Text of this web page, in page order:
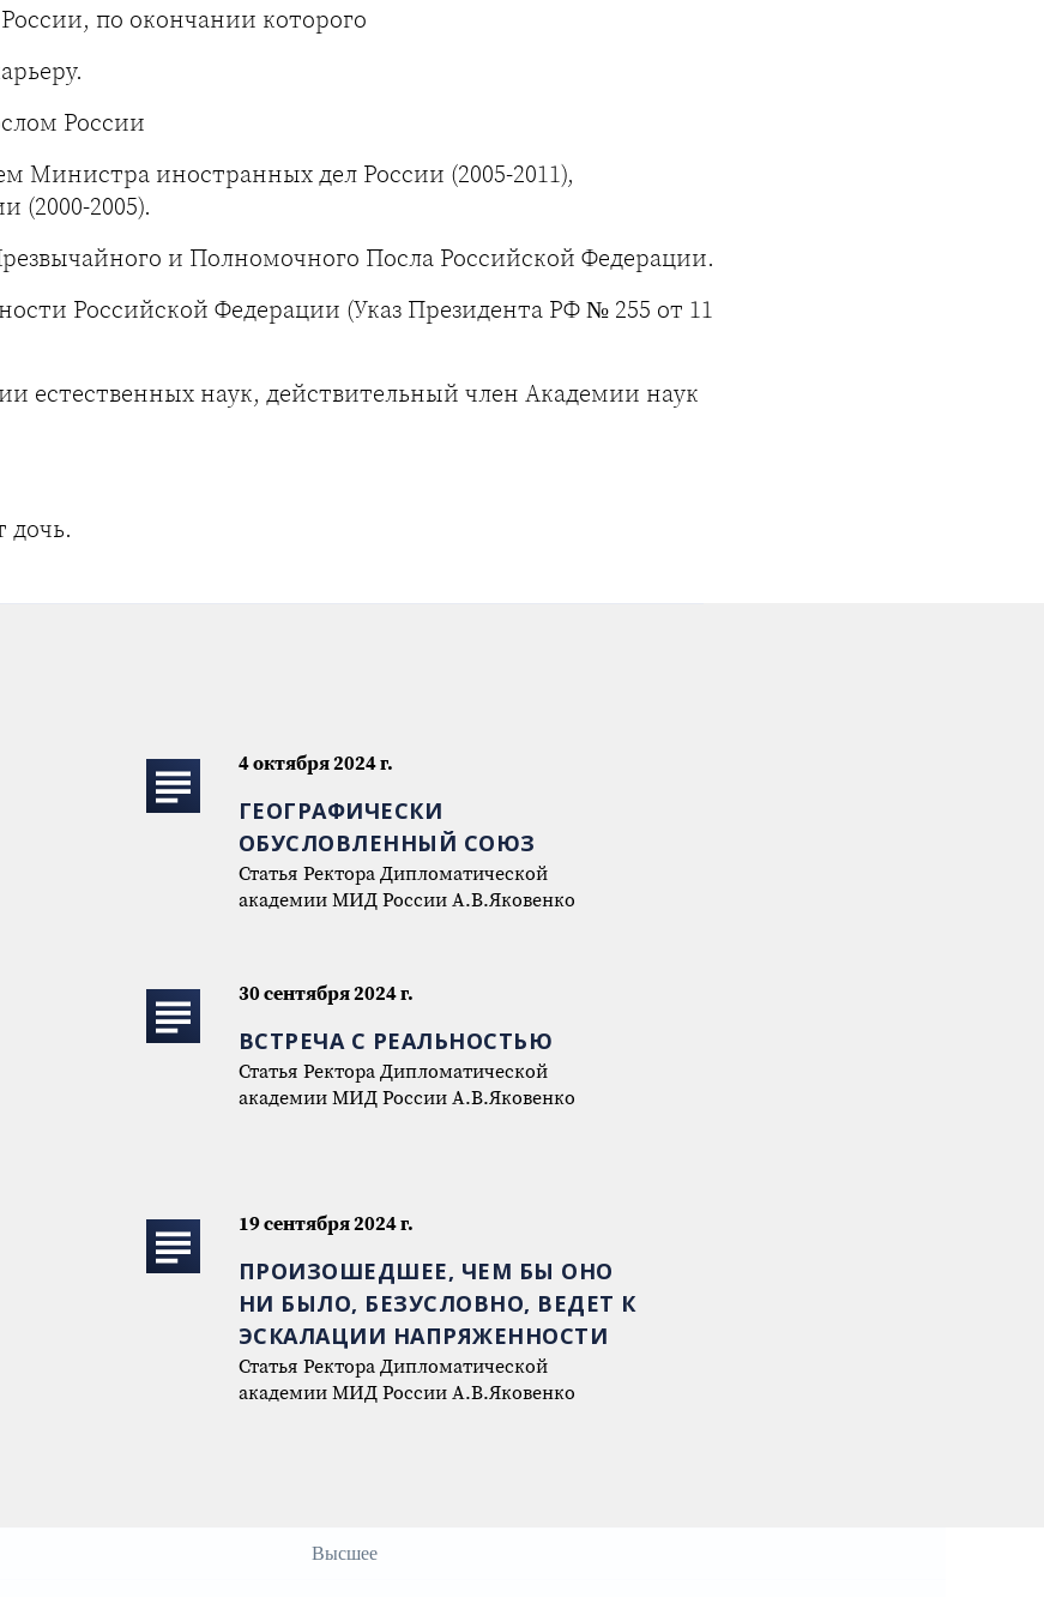
по окончании которого
России
Министра иностранных дел России (2005-2011),
2005).
и Полномочного Посла Российской Федерации.
Российской Федерации (Указ Президента РФ № 255 от 11
естественных наук, действительный член Академии наук
дочь.
4 октября 2024 г.
ГЕОГРАФИЧЕСКИ
ОБУСЛОВЛЕННЫЙ СОЮЗ
Статья Ректора Дипломатической
академии МИД России А.В.Яковенко
30 сентября 2024 г.
ВСТРЕЧА С РЕАЛЬНОСТЬЮ
Статья Ректора Дипломатической
академии МИД России А.В.Яковенко
19 сентября 2024 г.
ПРОИЗОШЕДШЕЕ, ЧЕМ БЫ ОНО
НИ БЫЛО, БЕЗУСЛОВНО, ВЕДЕТ К
ЭСКАЛАЦИИ НАПРЯЖЕННОСТИ
Статья Ректора Дипломатической
академии МИД России А.В.Яковенко
Высшее